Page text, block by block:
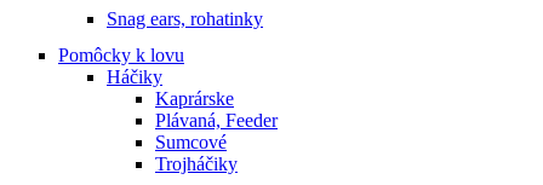
Snag ears, rohatinky
Pomôcky k lovu
Háčiky
Kaprárske
Plávaná, Feeder
Sumcové
Trojháčiky